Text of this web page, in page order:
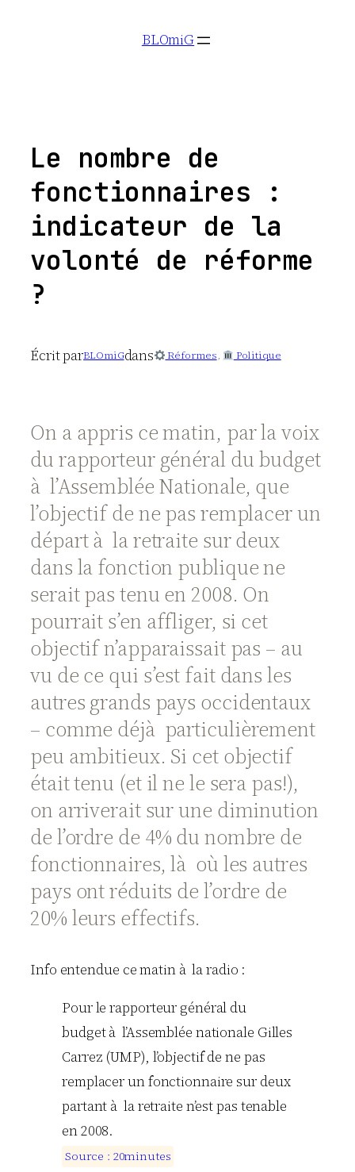
BLOmiG
Le nombre de
fonctionnaires :
indicateur de la
volonté de réforme
?
Écrit parBLOmiGdans Réformes, Politique
On a appris ce matin, par la voix
du rapporteur général du budget
à l’Assemblée Nationale, que
l’objectif de ne pas remplacer un
départ à la retraite sur deux
dans la fonction publique ne
serait pas tenu en 2008. On
pourrait s’en affliger, si cet
objectif n’apparaissait pas – au
vu de ce qui s’est fait dans les
autres grands pays occidentaux
– comme déjà particulièrement
peu ambitieux. Si cet objectif
était tenu (et il ne le sera pas!),
on arriverait sur une diminution
de l’ordre de 4% du nombre de
fonctionnaires, là où les autres
pays ont réduits de l’ordre de
20% leurs effectifs.
Info entendue ce matin à la radio :
Pour le rapporteur général du
budget à l’Assemblée nationale Gilles
Carrez (UMP), l’objectif de ne pas
remplacer un fonctionnaire sur deux
partant à la retraite n’est pas tenable
en 2008.
Source : 20minutes